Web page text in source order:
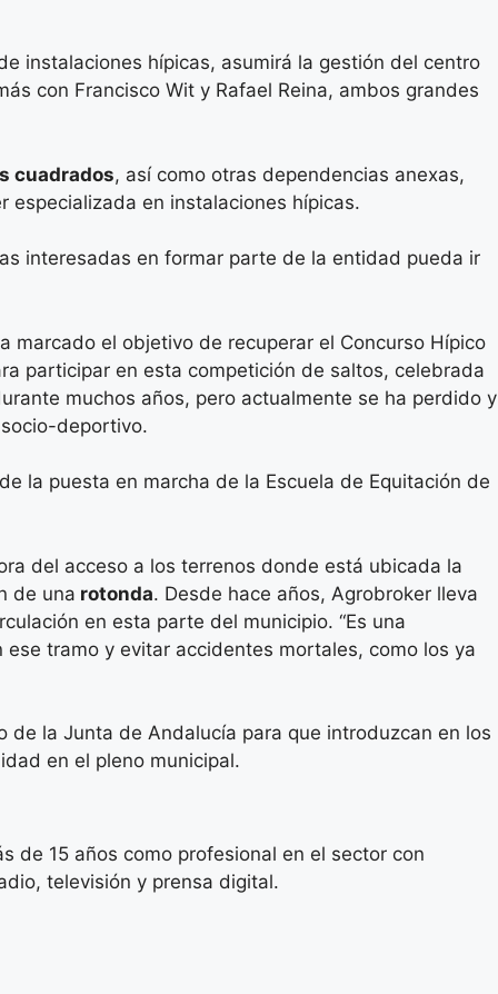
instalaciones hípicas, asumirá la gestión del centro
con Francisco Wit y Rafael Reina, ambos grandes
cuadrados, así como otras dependencias anexas,
especializada en instalaciones hípicas.
interesadas en formar parte de la entidad pueda ir
marcado el objetivo de recuperar el Concurso Hípico
participar en esta competición de saltos, celebrada
muchos años, pero actualmente se ha perdido y
deportivo.
la puesta en marcha de la Escuela de Equitación de
del acceso a los terrenos donde está ubicada la
de una rotonda. Desde hace años, Agrobroker lleva
en esta parte del municipio. “Es una
tramo y evitar accidentes mortales, como los ya
la Junta de Andalucía para que introduzcan en los
en el pleno municipal.
de 15 años como profesional en el sector con
televisión y prensa digital.